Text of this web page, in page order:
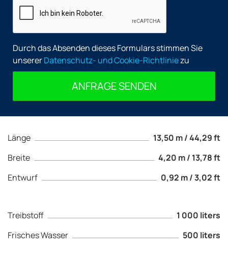
Länge
13,50 m / 44,29 ft
Breite
4,20 m / 13,78 ft
Entwurf
0,92 m / 3,02 ft
Treibstoff
1 000 liters
Frisches Wasser
500 liters
Durch das Absenden dieses Formulars stimmen Sie
unsererDatenschutz- und Cookie-Richtliniezu
ANFRAGE SENDEN